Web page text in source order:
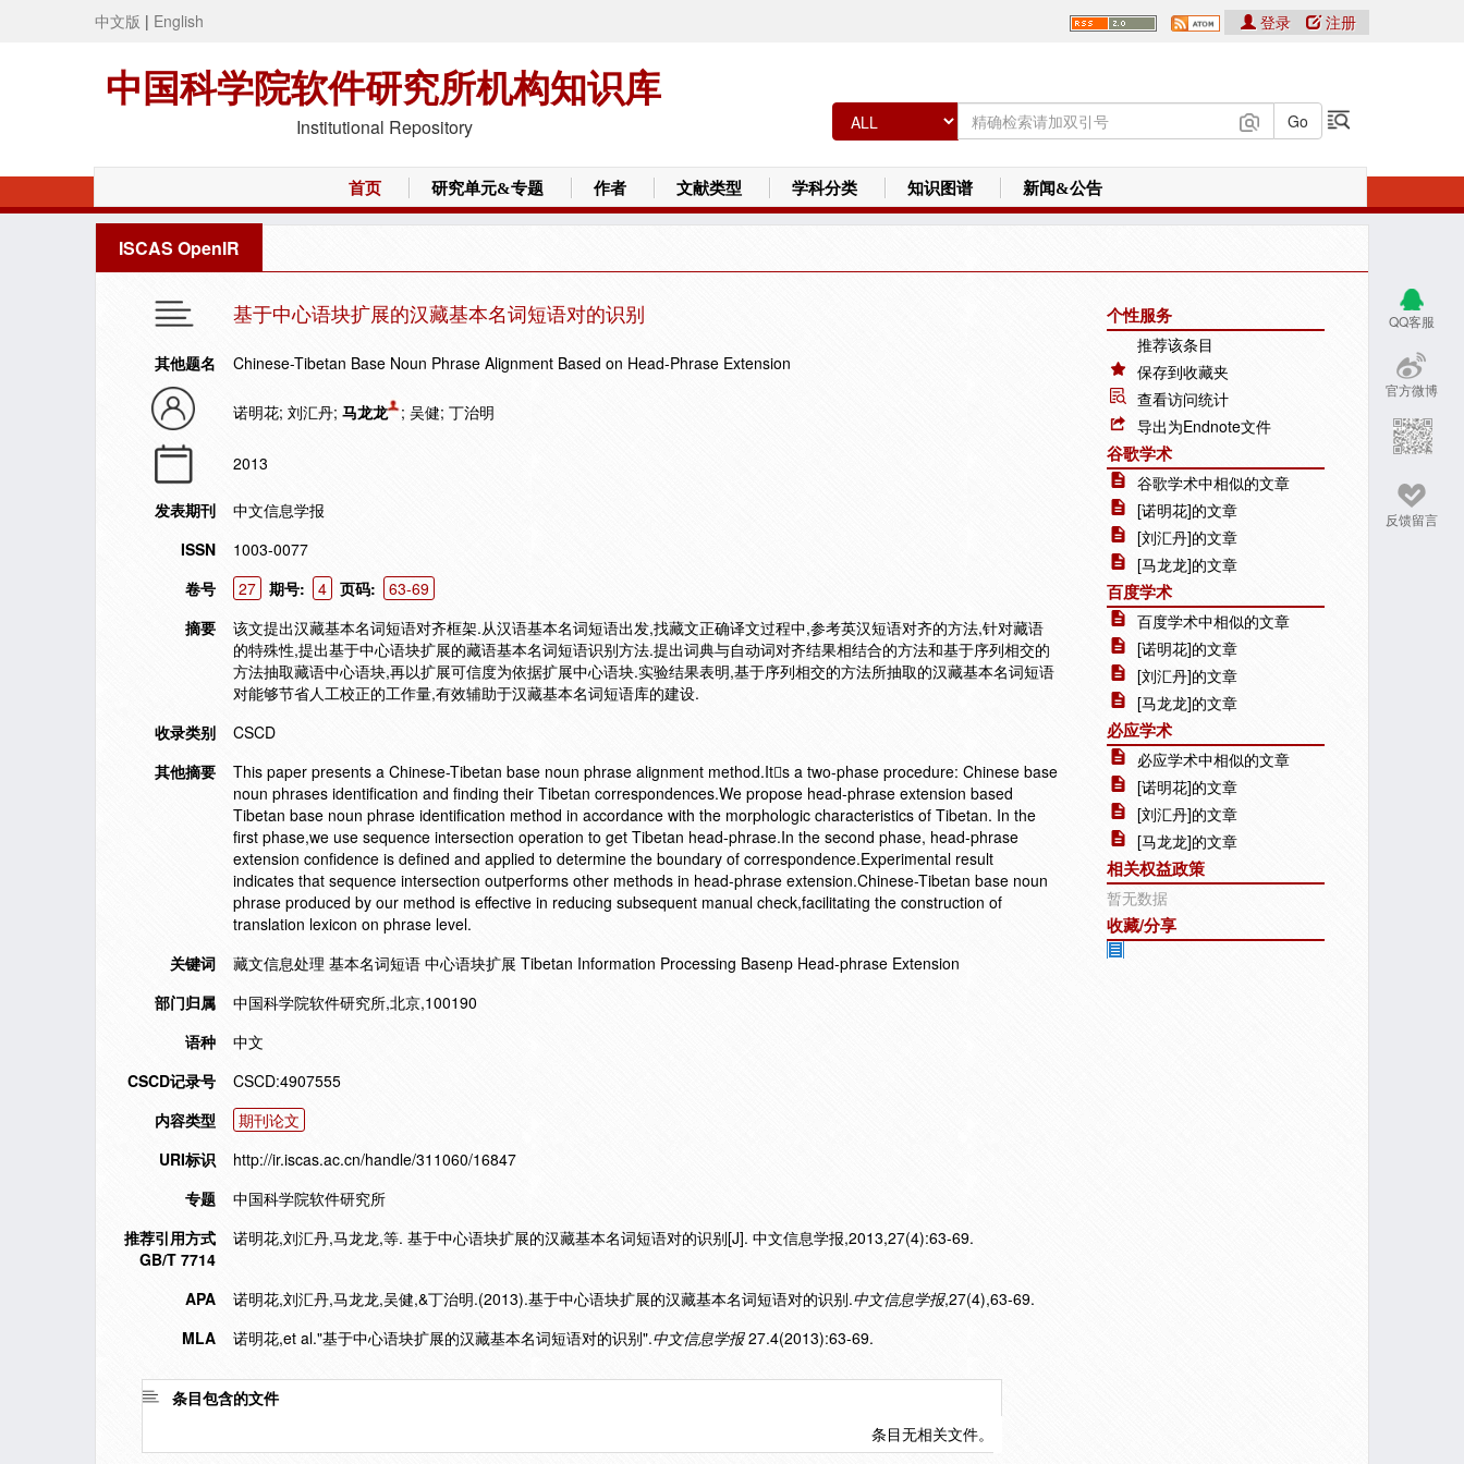
中文版 | English
中国科学院软件研究所机构知识库
Institutional Repository
登录 注册
首页 研究单元&专题 作者 文献类型 学科分类 知识图谱 新闻&公告
ISCAS OpenIR
QQ客服
官方微博
反馈留言
基于中心语块扩展的汉藏基本名词短语对的识别
其他题名 Chinese-Tibetan Base Noun Phrase Alignment Based on Head-Phrase Extension
诺明花; 刘汇丹; 马龙龙 ; 吴健; 丁治明
2013
发表期刊
中文信息学报
ISSN
1003-0077
卷号
27 期号: 4 页码:
63-69
摘要
该文提出汉藏基本名词短语对齐框架.从汉语基本名词短语出发,找藏文正确译文过程中,参考英汉短语对齐的方法,针对藏语
的特殊性,提出基于中心语块扩展的藏语基本名词短语识别方法.提出词典与自动词对齐结果相结合的方法和基于序列相交的
方法抽取藏语中心语块,再以扩展可信度为依据扩展中心语块.实验结果表明,基于序列相交的方法所抽取的汉藏基本名词短语
对能够节省人工校正的工作量,有效辅助于汉藏基本名词短语库的建设.
收录类别
CSCD
其他摘要
This paper presents a Chinese-Tibetan base noun phrase alignment method.Its a two-phase procedure: Chinese base
noun phrases identification and finding their Tibetan correspondences.We propose head-phrase extension based
Tibetan base noun phrase identification method in accordance with the morphologic characteristics of Tibetan. In the
first phase,we use sequence intersection operation to get Tibetan head-phrase.In the second phase, head-phrase
extension confidence is defined and applied to determine the boundary of correspondence.Experimental result
indicates that sequence intersection outperforms other methods in head-phrase extension.Chinese-Tibetan base noun
phrase produced by our method is effective in reducing subsequent manual check,facilitating the construction of
translation lexicon on phrase level.
关键词
藏文信息处理 基本名词短语 中心语块扩展 Tibetan Information Processing Basenp Head-phrase Extension
部门归属
中国科学院软件研究所,北京,100190
语种
中文
CSCD记录号
CSCD:4907555
内容类型
期刊论文
URI标识
http://ir.iscas.ac.cn/handle/311060/16847
专题
中国科学院软件研究所
推荐引用方式
GB/T 7714
诺明花,刘汇丹,马龙龙,等. 基于中心语块扩展的汉藏基本名词短语对的识别[J]. 中文信息学报,2013,27(4):63-69.
APA 诺明花,刘汇丹,马龙龙,吴健,&丁治明.(2013).基于中心语块扩展的汉藏基本名词短语对的识别.中文信息学报,27(4),63-69.
MLA
诺明花,et al."基于中心语块扩展的汉藏基本名词短语对的识别".中文信息学报27.4(2013):63-69.
条目包含的文件
条目无相关文件。
个性服务
推荐该条目
保存到收藏夹
查看访问统计
导出为Endnote文件
谷歌学术
谷歌学术中相似的文章
[诺明花]的文章
[刘汇丹]的文章
[马龙龙]的文章
百度学术
百度学术中相似的文章
[诺明花]的文章
[刘汇丹]的文章
[马龙龙]的文章
必应学术
必应学术中相似的文章
[诺明花]的文章
[刘汇丹]的文章
[马龙龙]的文章
相关权益政策
暂无数据
收藏/分享